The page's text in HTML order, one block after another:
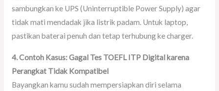
sambungkan ke UPS (Uninterruptible Power Supply) agar
tidak mati mendadak jika listrik padam. Untuk laptop,
pastikan baterai penuh dan tetap terhubung ke charger.
4. Contoh Kasus: Gagal Tes TOEFL ITP Digital karena
Perangkat Tidak Kompatibel
Bayangkan kamu sudah mempersiapkan diri selama